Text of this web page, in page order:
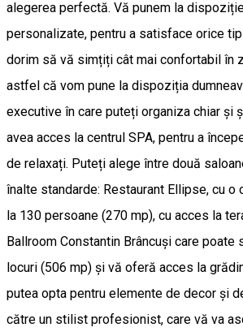
alegerea perfectă. Vă punem la
personalizate, pentru a satisface orice
dorim să vă simțiți cât mai confortabil în
astfel că vom pune la dispoziția
executive în care puteți organiza chiar și
avea acces la centrul SPA, pentru a
de relaxați. Puteți alege între două
înalte standarde: Restaurant Ellipse, cu o
la 130 persoane (270 mp), cu acces la
Ballroom Constantin Brâncuși care poate
locuri (506 mp) și vă oferă acces la
putea opta pentru elemente de decor și
către un stilist profesionist, care vă va